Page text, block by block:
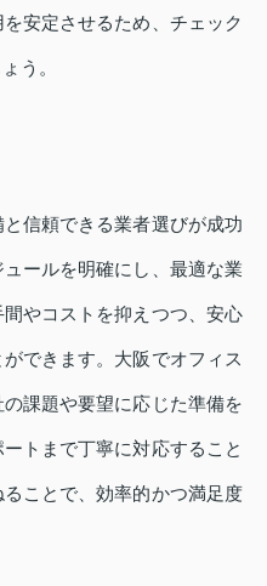
安定させるため、チェック
う。
信頼できる業者選びが成功
ールを明確にし、最適な業
やコストを抑えつつ、安心
できます。大阪でオフィス
課題や要望に応じた準備を
トまで丁寧に対応すること
ことで、効率的かつ満足度